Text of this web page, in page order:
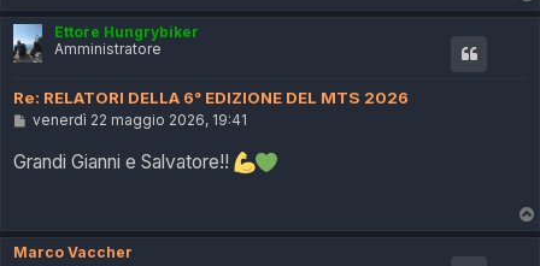
Ettore Hungrybiker
Amministratore
Re: RELATORI DELLA 6° EDIZIONE DEL MTS 2026
M
s
i
o
venerdì 22 maggio 2026, 19:41
Grandi Gianni e Salvatore!!
Marco Vaccher